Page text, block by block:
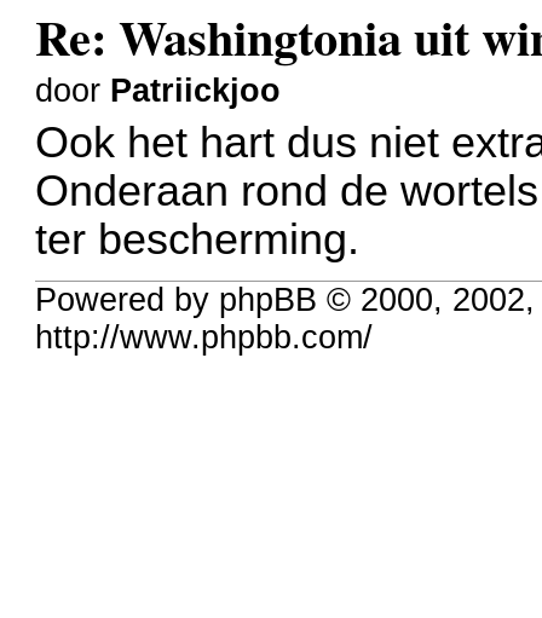
Re: Washingtonia uit
door Patriickjoo
Ook het hart dus niet
Onderaan rond de
ter bescherming.
Powered by phpBB © 2000,
http://www.phpbb.com/